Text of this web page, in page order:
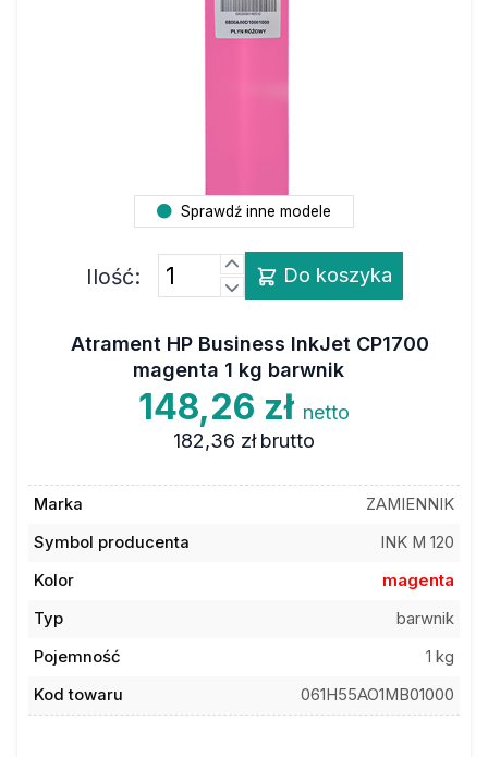
Sprawdź inne modele
Ilość: Do koszyka
Atrament HP Business InkJet CP1700
magenta 1 kg barwnik
148,26 zł netto
182,36 zł brutto
Marka
ZAMIENNIK
Symbol producenta
INK M 120
Kolor
magenta
Typ
barwnik
Pojemność
1 kg
Kod towaru
061H55AO1MB01000